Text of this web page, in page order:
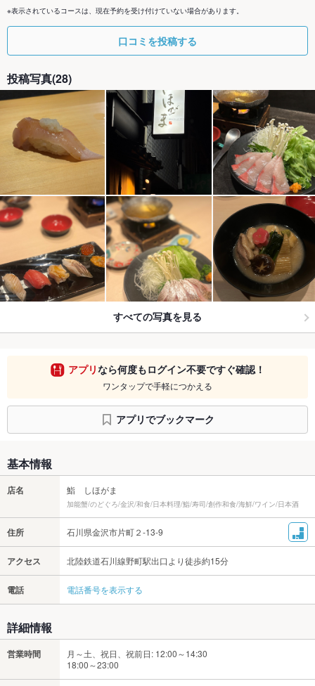
※表示されているコースは、現在予約を受け付けていない場合があります。
口コミを投稿する
投稿写真(28)
すべての写真を見る
アプリなら何度もログイン不要ですぐ確認！
ワンタップで手軽につかえる
アプリでブックマーク
基本情報
店名 鮨 しほがま
加能蟹/のどぐろ/金沢/和食/日本料理/鮨/寿司/創作和食/海鮮/ワイン/日本酒
住所 石川県金沢市片町２-13-9
アクセス 北陸鉄道石川線野町駅出口より徒歩約15分
電話 電話番号を表示する
詳細情報
営業時間
月～土、祝日、祝前日: 12:00～14:30
18:00～23:00